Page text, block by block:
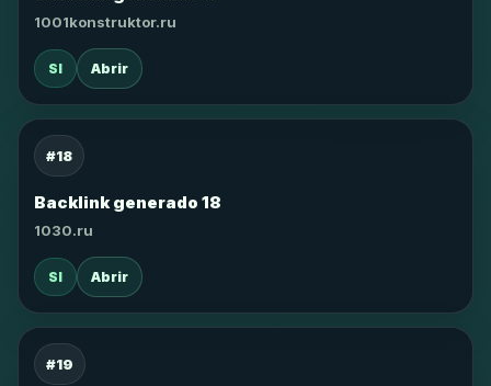
1001konstruktor.ru
SI Abrir
#18
Backlink generado 18
1030.ru
SI Abrir
#19